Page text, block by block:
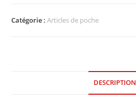
Catégorie :Articles de poche
DESCRIPTION